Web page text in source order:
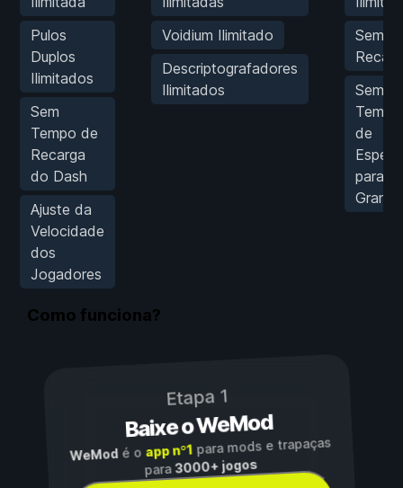
Pulos
Duplos
Ilimitados
Sem
Tempo de
Recarga
do Dash
Ajuste da
Velocidade
dos
Jogadores
Voidium Ilimitado
Descriptografadores
Ilimitados
Sem
Sem
Tempo
de
Espera
para
Como funciona?
Etapa 1
Baixe o WeMod
WeModé o app nº1para mods e trapaças
para3000+ jogos